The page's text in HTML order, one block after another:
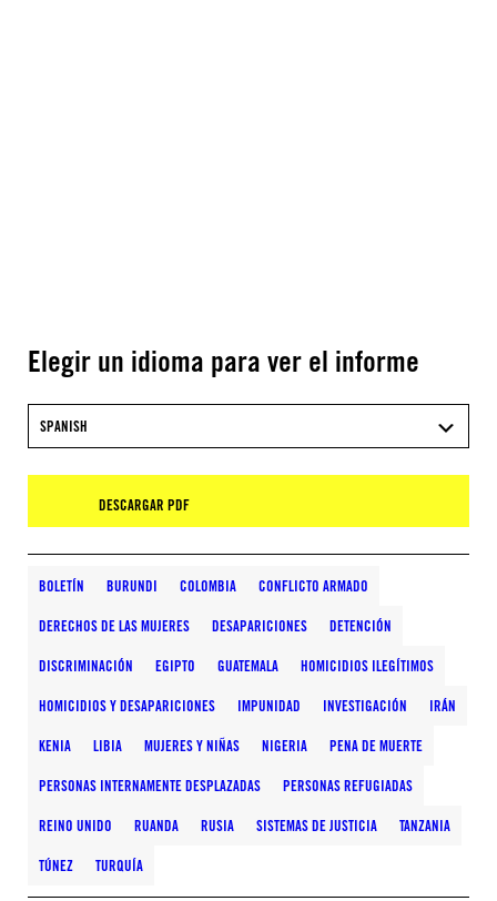
Elegir un idioma para ver el informe
SPANISH
DESCARGAR PDF
BOLETÍN BURUNDI COLOMBIA CONFLICTO ARMADO
DERECHOS DE LAS MUJERES DESAPARICIONES DETENCIÓN
DISCRIMINACIÓN EGIPTO GUATEMALA HOMICIDIOS ILEGÍTIMOS
HOMICIDIOS Y DESAPARICIONES IMPUNIDAD INVESTIGACIÓN IRÁN
KENIA LIBIA MUJERES Y NIÑAS NIGERIA PENA DE MUERTE
PERSONAS INTERNAMENTE DESPLAZADAS PERSONAS REFUGIADAS
REINO UNIDO RUANDA RUSIA SISTEMAS DE JUSTICIA TANZANIA
TÚNEZ TURQUÍA